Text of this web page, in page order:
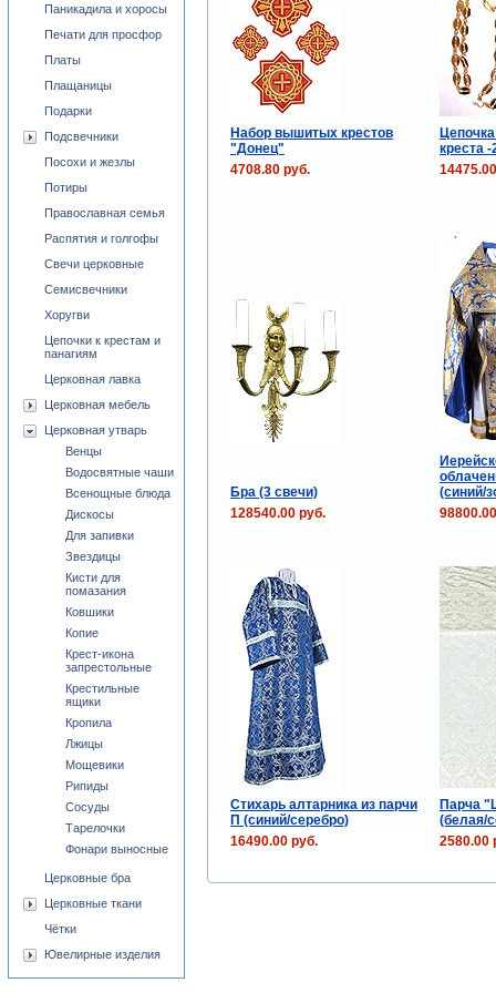
Набор вышитых крестов
"Донец"
креста -
4708.80 руб.
Бра (3 свечи)
(синий/
128540.00 руб.
Стихарь алтарника из парчи
П (синий/серебро)
Парча
(белая/
16490.00 руб.
2580.00
Паникадила и хоросы
Печати для просфор
Платы
Плащаницы
Подарки
Подсвечники
Посохи и жезлы
Потиры
Православная семья
Распятия и голгофы
Свечи церковные
Семисвечники
Хоругви
Цепочки к крестам и
панагиям
Церковная лавка
Церковная мебель
Церковная утварь
Венцы
Водосвятные чаши
Всенощные блюда
Дискосы
Для запивки
Звездицы
Кисти для
помазания
Ковшики
Копие
Крест-икона
запрестольные
Крестильные
ящики
Кропила
Лжицы
Мощевики
Рипиды
Сосуды
Тарелочки
Фонари выносные
Церковные бра
Церковные ткани
Чётки
Ювелирные изделия